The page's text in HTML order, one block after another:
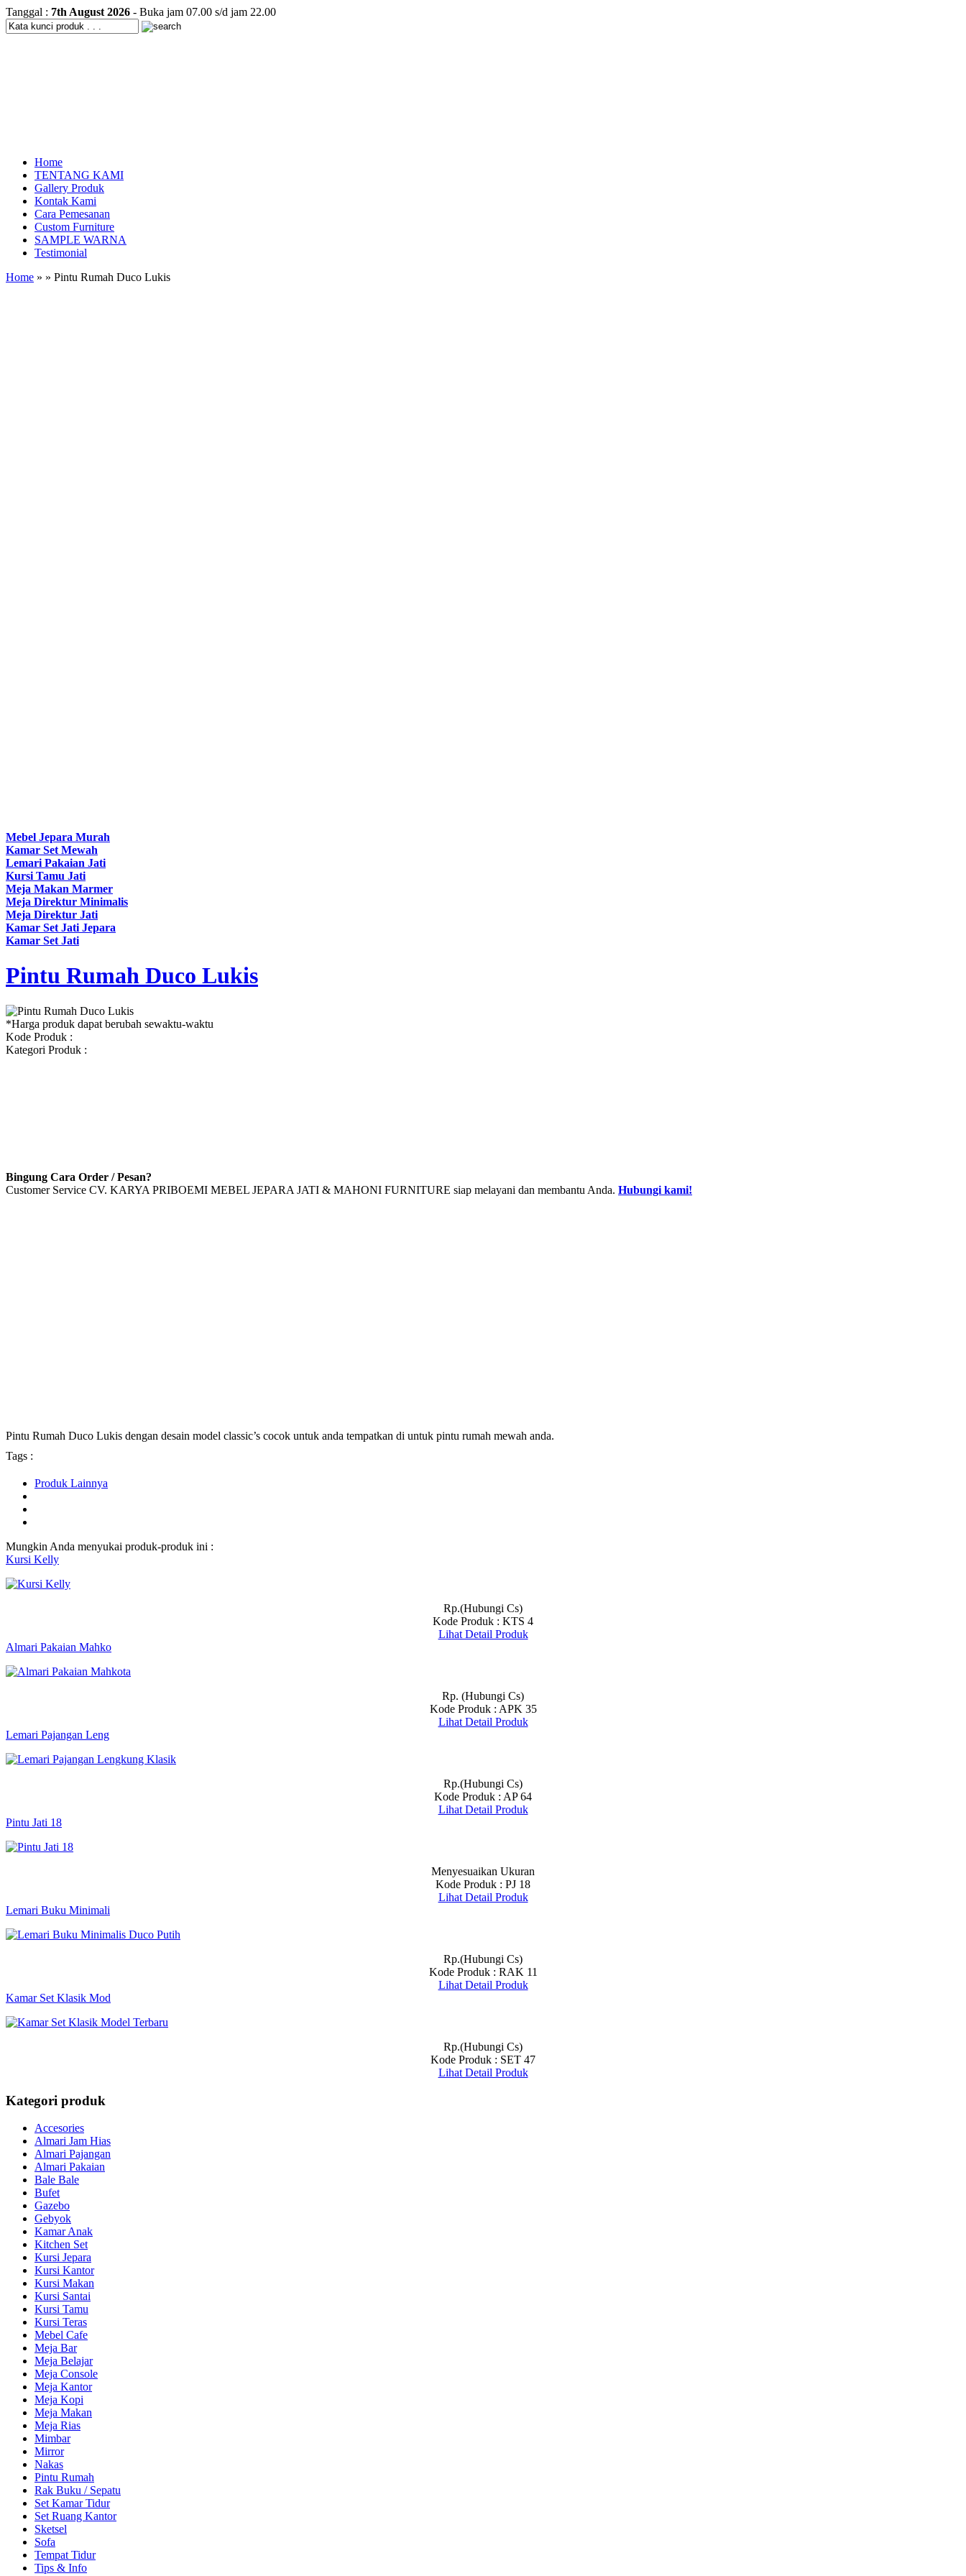
Tanggal : 7th August 2026 - Buka jam 07.00 s/d jam 22.00
Home
TENTANG KAMI
Gallery Produk
Kontak Kami
Cara Pemesanan
Custom Furniture
SAMPLE WARNA
Testimonial
Home » » Pintu Rumah Duco Lukis
Mebel Jepara Murah
Kamar Set Mewah
Lemari Pakaian Jati
Kursi Tamu Jati
Meja Makan Marmer
Meja Direktur Minimalis
Meja Direktur Jati
Kamar Set Jati Jepara
Kamar Set Jati
Pintu Rumah Duco Lukis
*Harga produk dapat berubah sewaktu-waktu
Kode Produk :
Kategori Produk :
Bingung Cara Order / Pesan?
Customer Service CV. KARYA PRIBOEMI MEBEL JEPARA JATI & MAHONI FURNITURE siap melayani dan membantu Anda. Hubungi kami!
Pintu Rumah Duco Lukis dengan desain model classic’s cocok untuk anda tempatkan di untuk pintu rumah mewah anda.
Tags :
Produk Lainnya
Mungkin Anda menyukai produk-produk ini :
Kursi Kelly
Rp.(Hubungi Cs)
Kode Produk : KTS 4
Lihat Detail Produk
Almari Pakaian Mahko
Rp. (Hubungi Cs)
Kode Produk : APK 35
Lihat Detail Produk
Lemari Pajangan Leng
Rp.(Hubungi Cs)
Kode Produk : AP 64
Lihat Detail Produk
Pintu Jati 18
Menyesuaikan Ukuran
Kode Produk : PJ 18
Lihat Detail Produk
Lemari Buku Minimali
Rp.(Hubungi Cs)
Kode Produk : RAK 11
Lihat Detail Produk
Kamar Set Klasik Mod
Rp.(Hubungi Cs)
Kode Produk : SET 47
Lihat Detail Produk
Kategori produk
Accesories
Almari Jam Hias
Almari Pajangan
Almari Pakaian
Bale Bale
Bufet
Gazebo
Gebyok
Kamar Anak
Kitchen Set
Kursi Jepara
Kursi Kantor
Kursi Makan
Kursi Santai
Kursi Tamu
Kursi Teras
Mebel Cafe
Meja Bar
Meja Belajar
Meja Console
Meja Kantor
Meja Kopi
Meja Makan
Meja Rias
Mimbar
Mirror
Nakas
Pintu Rumah
Rak Buku / Sepatu
Set Kamar Tidur
Set Ruang Kantor
Sketsel
Sofa
Tempat Tidur
Tips & Info